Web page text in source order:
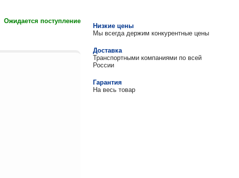
Ожидается поступление
Низкие цены
Мы всегда держим конкурентные цены
Доставка
Транспортными компаниями по всей
России
Гарантия
На весь товар